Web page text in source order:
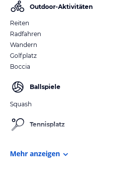
Outdoor-Aktivitäten
Reiten
Radfahren
Wandern
Golfplatz
Boccia
Ballspiele
Squash
Tennisplatz
Mehr anzeigen